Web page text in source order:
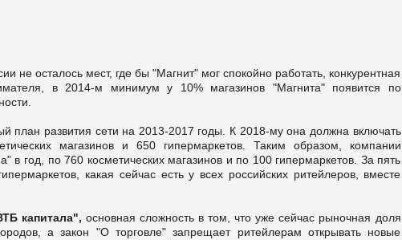
не осталось мест, где бы "Магнит" мог спокойно работать, конкурентная
в 2014-м минимум у 10% магазинов "Магнита" появится по
план развития сети на 2013-2017 годы. К 2018-му она должна включать
магазинов и 650 гипермаркетов. Таким образом, компании
в год, по 760 косметических магазинов и по 100 гипермаркетов. За пять
какая сейчас есть у всех российских ритейлеров, вместе
капитала", основная сложность в том, что уже сейчас рыночная доля
а закон "О торговле" запрещает ритейлерам открывать новые